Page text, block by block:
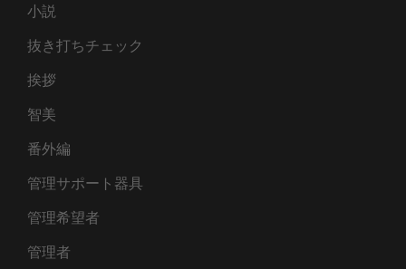
小説
抜き打ちチェック
挨拶
智美
番外編
管理サポート器具
管理希望者
管理者